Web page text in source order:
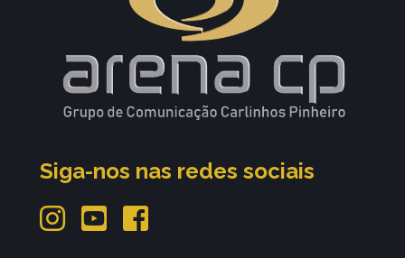
Siga-nos nas redes sociais